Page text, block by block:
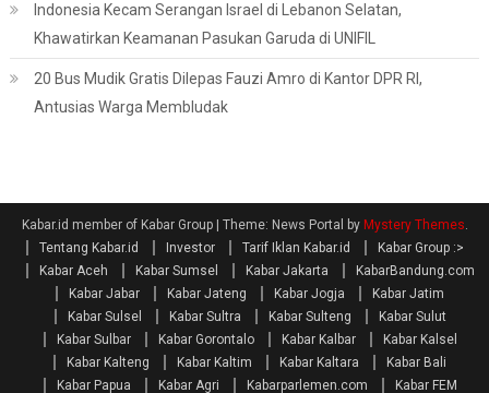
Indonesia Kecam Serangan Israel di Lebanon Selatan,
Khawatirkan Keamanan Pasukan Garuda di UNIFIL
20 Bus Mudik Gratis Dilepas Fauzi Amro di Kantor DPR RI,
Antusias Warga Membludak
Kabar.id member of Kabar Group Theme: News Portal by Mystery Themes.
Tentang Kabar.id
Investor Tarif Iklan Kabar.id
Kabar Group :>
Kabar Aceh
Kabar Sumsel Kabar Jakarta
KabarBandung.com
Kabar Jabar
Kabar Jateng Kabar Jogja
Kabar Jatim
Kabar Sulsel
Kabar Sultra Kabar Sulteng
Kabar Sulut
Kabar Sulbar
Kabar Gorontalo Kabar Kalbar
Kabar Kalsel
Kabar Kalteng
Kabar Kaltim Kabar Kaltara
Kabar Bali
Kabar Papua
Kabar Agri Kabarparlemen.com Kabar FEM